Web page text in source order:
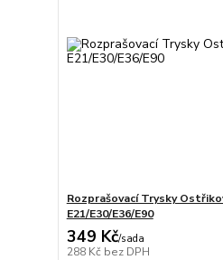
Rozprašovací Trysky
E21/E30/E36/E90
349 Kč/sada
288 Kč bez DPH